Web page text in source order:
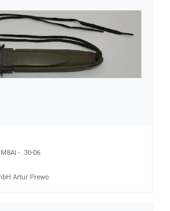
- .30-06
Artur Prewo